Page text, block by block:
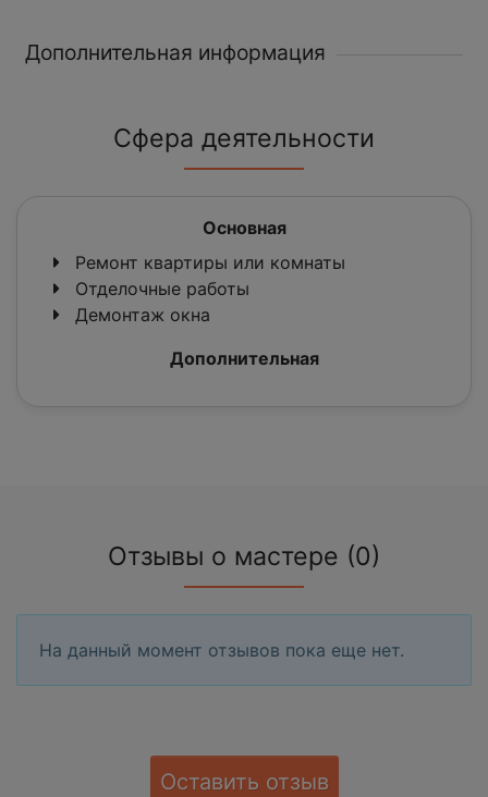
Дополнительная информация
Сфера деятельности
Основная
Ремонт квартиры или комнаты
Отделочные работы
Демонтаж окна
Дополнительная
Отзывы о мастере (0)
На данный момент отзывов пока еще нет.
Оставить отзыв